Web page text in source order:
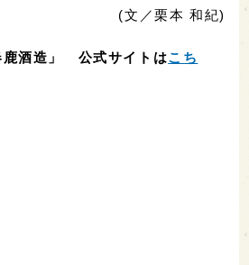
(文／栗本 和紀)
鹿酒造」 公式サイトはこち